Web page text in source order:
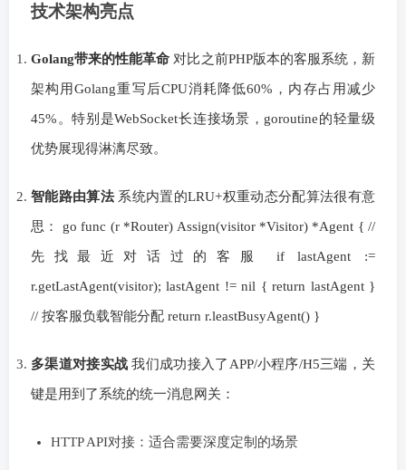
技术架构亮点
Golang带来的性能革命 对比之前PHP版本的客服系统，新
架构用Golang重写后CPU消耗降低60%，内存占用减少
45%。特别是WebSocket长连接场景，goroutine的轻量级
优势展现得淋漓尽致。
智能路由算法系统内置的LRU+权重动态分配算法很有意
思： go func (r *Router) Assign(visitor *Visitor) *Agent { //
先找最近对话过的客服 if lastAgent :=
r.getLastAgent(visitor); lastAgent != nil { return lastAgent }
// 按客服负载智能分配 return r.leastBusyAgent() }
多渠道对接实战 我们成功接入了APP/小程序/H5三端，关
键是用到了系统的统一消息网关：
HTTP API对接：适合需要深度定制的场景